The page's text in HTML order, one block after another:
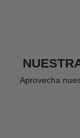
Aprovecha